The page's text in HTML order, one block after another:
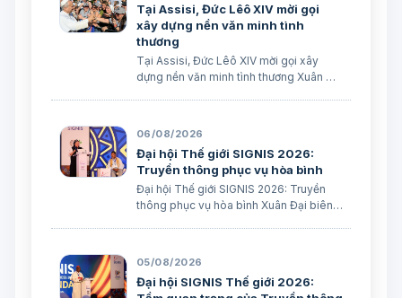
Tại Assisi, Đức Lêô XIV mời gọi
xây dựng nền văn minh tình
thương
Tại Assisi, Đức Lêô XIV mời gọi xây
dựng nền văn minh tình thương Xuân Đại
06/08/2026
Đại hội Thế giới SIGNIS 2026:
Truyền thông phục vụ hòa bình
Đại hội Thế giới SIGNIS 2026: Truyền
thông phục vụ hòa bình Xuân Đại biên
05/08/2026
Đại hội SIGNIS Thế giới 2026: